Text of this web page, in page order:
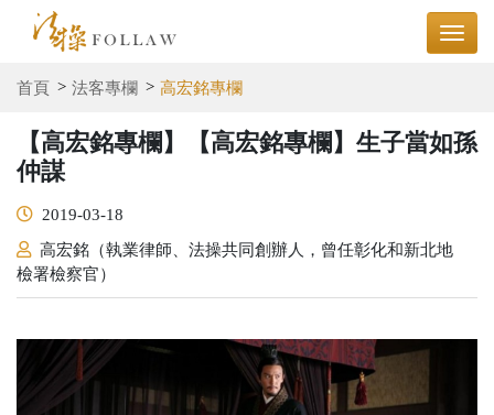
首頁 法客專欄 高宏銘專欄
【高宏銘專欄】【高宏銘專欄】生子當如孫
仲謀
2019-03-18
高宏銘（執業律師、法操共同創辦人，曾任彰化和新北地
檢署檢察官）